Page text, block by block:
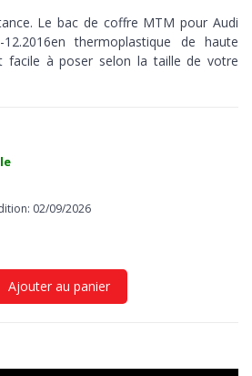
Le bac de coffre MTM pour Audi
thermoplastique de haute
facile à poser selon la taille de votre
substances en assurant à tout
de la charge est limité par la surface
rester immobile sans se déplacer
les huiles, les produits chimiques et
02/09/2026
Ajouter au panier